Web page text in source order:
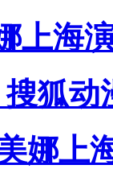
上海
搜狐
美娜上